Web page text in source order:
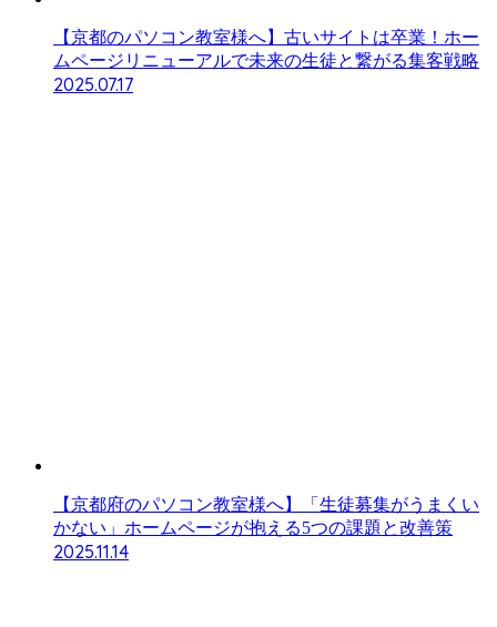
【京都のパソコン教室様へ】古いサイトは卒業！ホー
ムページリニューアルで未来の生徒と繋がる集客戦略
2025.07.17
【京都府のパソコン教室様へ】「生徒募集がうまくい
かない」ホームページが抱える5つの課題と改善策
2025.11.14